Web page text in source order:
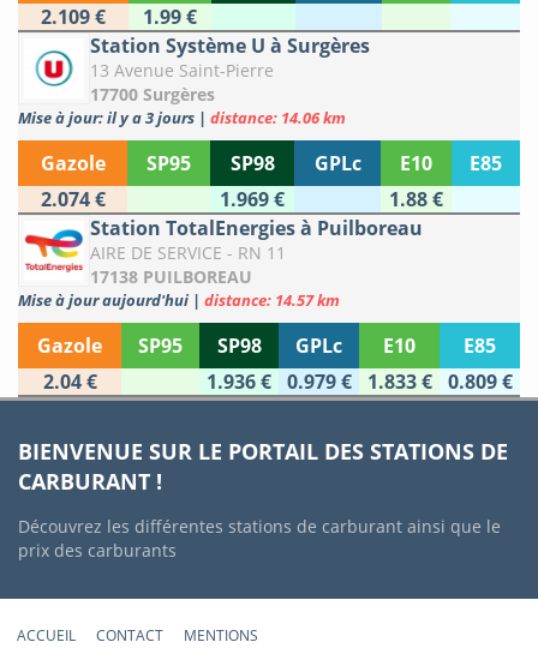
2.109 €
1.99 €
Station Système U à Surgères
13 Avenue Saint-Pierre
17700 Surgères
Mise à jour: il y a 3 jours | distance: 14.06 km
Gazole SP95 SP98 GPLc E10
E85
2.074 €
1.969 €
1.88 €
Station TotalEnergies à Puilboreau
AIRE DE SERVICE - RN 11
17138 PUILBOREAU
Mise à jour aujourd'hui | distance: 14.57 km
Gazole SP95 SP98 GPLc E10
E85
2.04 €
1.936 € 0.979 € 1.833 € 0.809 €
BIENVENUE SUR LE PORTAIL DES STATIONS DE
CARBURANT !
Découvrez les différentes stations de carburant ainsi que le
prix des carburants
ACCUEIL CONTACT MENTIONS